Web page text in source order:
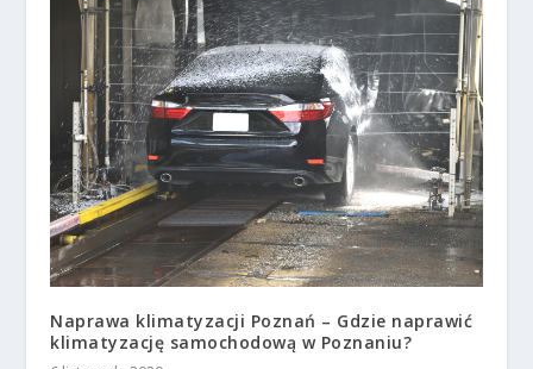
Naprawa klimatyzacji Poznań – Gdzie naprawić
klimatyzację samochodową w Poznaniu?